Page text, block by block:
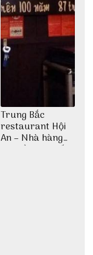
Trung Bắc
restaurant Hội
An – Nhà hàng
cao lầu có thiết